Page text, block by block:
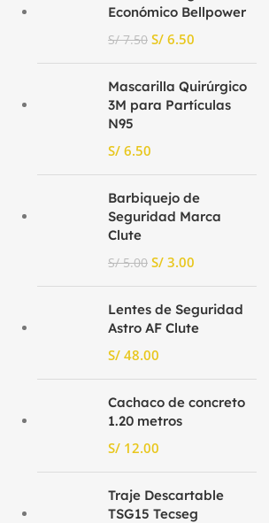
Económico Bellpower
S/7.50 S/ 6.50
Mascarilla Quirúrgico
3M para Partículas
N95
S/
Barbiquejo de
Seguridad Marca
Clute
S/5.00 S/ 3.00
Lentes de Seguridad
Astro AF Clute
S/
Cachaco de concreto
1.20 metros
S/
Traje Descartable
TSG15 Tecseg